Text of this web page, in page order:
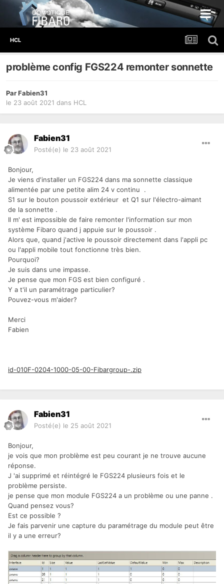
HCL
problème config FGS224 remonter sonnette
ParFabien31
le 23 août 2021 dans HCL
Fabien31
Posté(e) le 23 août 2021
Bonjour,
Je viens d'installer un FGS224 dans ma sonnette classique
alimentée par une petite alim 24 v continu .
S1 sur le bouton poussoir extérieur et Q1 sur l'électro-aimant
de la sonnette .
Il m' est impossible de faire remonter l'information sur mon
système Fibaro quand j appuie sur le poussoir .
Alors que, quand j'active le poussoir directement dans l'appli pc
ou l'appli mobile tout fonctionne très bien.
Pourquoi?
Je suis dans une impasse.
Je pense que mon FGS est bien configuré .
Y a t'il un paramétrage particulier?
Pouvez-vous m'aider?
Merci
Fabien
id-010F-0204-1000-05-00-Fibargroup-.zip
Fabien31
Posté(e) le 25 août 2021
Bonjour,
je vois que mon problème est peu courant je ne trouve aucune
réponse.
J 'ai supprimé et réintégré le FGS224 plusieurs fois et le
problème persiste.
je pense que mon module FGS224 a un problème ou une panne .
Quand pensez vous?
Est ce possible ?
Je fais parvenir une capture du paramétrage du module peut être
il y a une erreur?